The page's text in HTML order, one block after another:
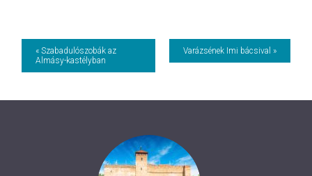
Event
Navigation
« Szabadulószobák az
Almásy-kastélyban
Varázsének Imi bácsival »